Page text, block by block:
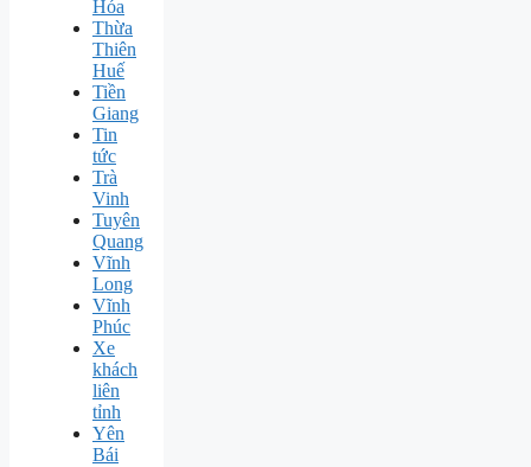
Hóa
Thừa
Thiên
Huế
Tiền
Giang
Tin
tức
Trà
Vinh
Tuyên
Quang
Vĩnh
Long
Vĩnh
Phúc
Xe
khách
liên
tỉnh
Yên
Bái